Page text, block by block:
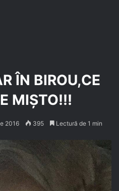
ÎN BIROU,CE
MIȘTO!!!
2016 395 Lectură de 1 min